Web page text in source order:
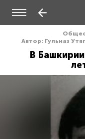
Автор: Гульназ
В